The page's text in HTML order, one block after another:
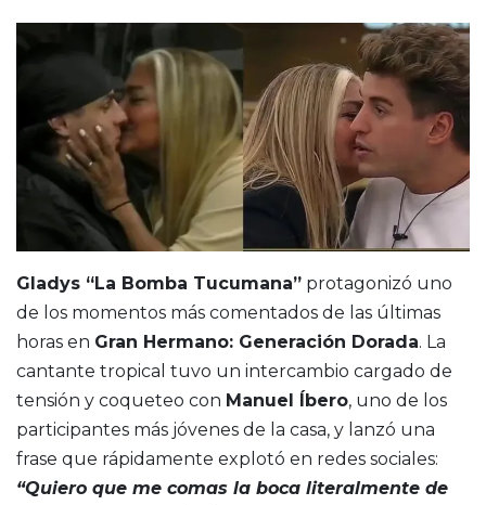
Gladys “La Bomba Tucumana” protagonizó uno
de los momentos más comentados de las últimas
horas en Gran Hermano: Generación Dorada. La
cantante tropical tuvo un intercambio cargado de
tensión y coqueteo con Manuel Íbero, uno de los
participantes más jóvenes de la casa, y lanzó una
frase que rápidamente explotó en redes sociales:
“Quiero que me comas la boca literalmente de